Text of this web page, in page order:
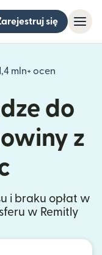
się
mln+ ocen
(otwiera
do
z
i braku opłat w
w Remitly